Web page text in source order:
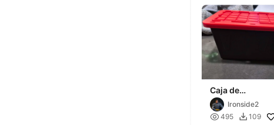
Caja de
Almacenamiento
Ironside2
 495  109